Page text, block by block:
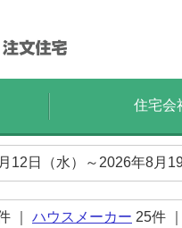
住宅会
12日（水）～2026年8月
｜ ハウスメーカー 25件